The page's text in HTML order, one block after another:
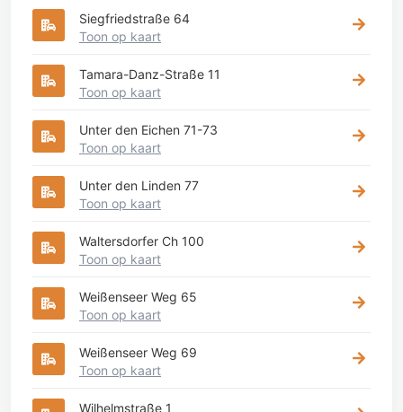
Siegfriedstraße 64
Toon op kaart
Tamara-Danz-Straße 11
Toon op kaart
Unter den Eichen 71-73
Toon op kaart
Unter den Linden 77
Toon op kaart
Waltersdorfer Ch 100
Toon op kaart
Weißenseer Weg 65
Toon op kaart
Weißenseer Weg 69
Toon op kaart
Wilhelmstraße 1